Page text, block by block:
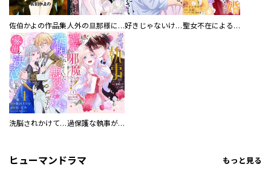
佐伯かよの作品集 人外の旦那様に娶られ毎晩ナカまで愛される…。アンソロジー 好きじゃないけど、抱いてください【電子単行本版／特典おまけ付き】 聖女不在による仮初め婚なのに、不器用な王太子に溺愛されています【電子単行本版／特典おまけ付き】
洗脳されかけていた悪役令嬢ですが家出を決意しました。【電子単行本版／特典おまけ付き】 過保護な執事が私の婚活を邪魔してきます！ 分冊版
ヒューマンドラマ もっと見る